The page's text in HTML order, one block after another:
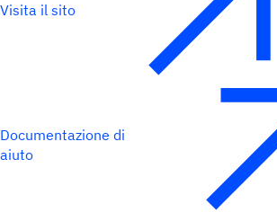
Visita il sito
Documentazione di
aiuto